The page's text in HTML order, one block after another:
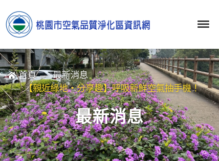
首頁
最新消息
【親近綠地‧分享趣】呼吸新鮮空氣抽手機！
最新消息